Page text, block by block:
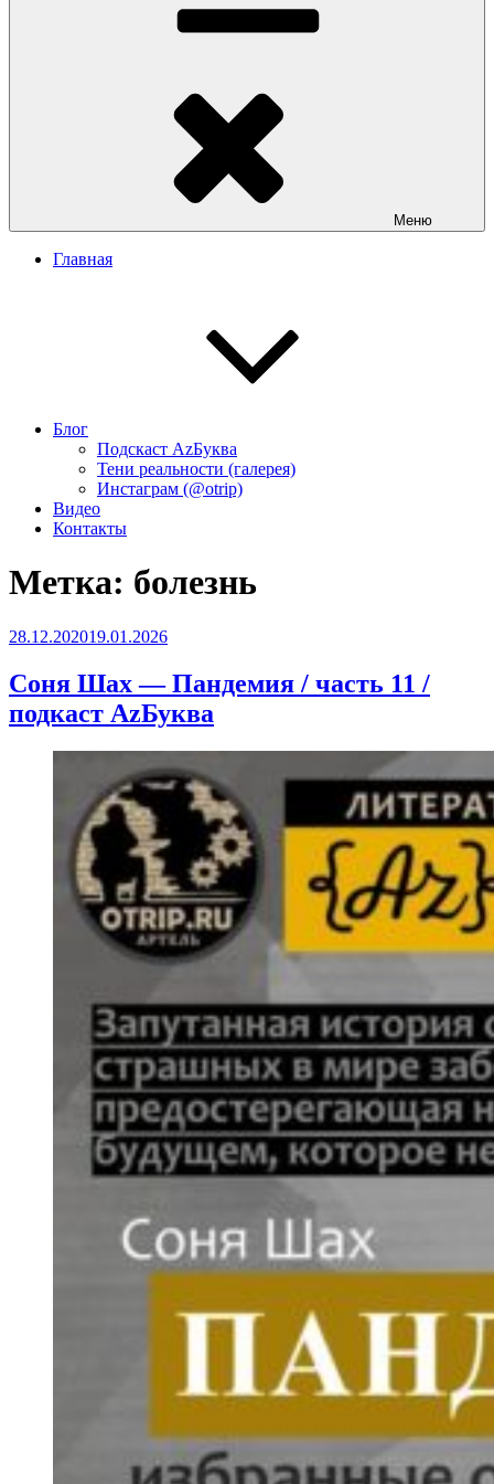
Меню
Главная
Блог
Подскаст АzБуква
Тени реальности (галерея)
Инстаграм (@otrip)
Видео
Контакты
Метка: болезнь
Опубликовано
28.12.202019.01.2026
Соня Шах — Пандемия / часть 11 /
подкаст АzБуква